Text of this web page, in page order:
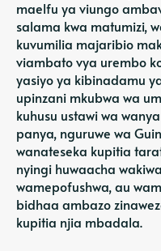
maelfu ya viungo
salama kwa matumizi,
kuvumilia majaribio
viambato vya urembo
yasiyo ya kibinadamu
upinzani mkubwa wa
kuhusu ustawi wa
panya, nguruwe wa
wanateseka kupitia
nyingi huwaacha
wamepofushwa, au
bidhaa ambazo
kupitia njia mbadala.